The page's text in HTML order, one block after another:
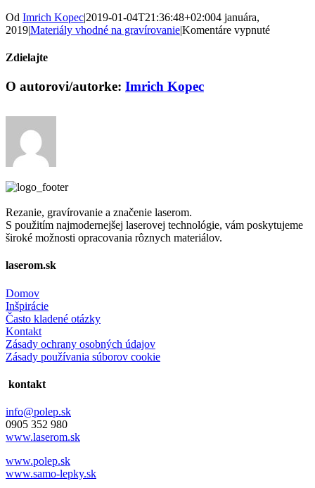
Od Imrich Kopec|2019-01-04T21:36:48+02:004 januára,
2019|Materiály vhodné na gravírovanie|Komentáre vypnuténa
Zdielajte
Facebook
X
Reddit
LinkedIn
Tumblr
Pinterest
Vk
Email
O autorovi/autorke: Imrich Kopec
Rezanie, gravírovanie a značenie laserom.
S použitím najmodernejšej laserovej technológie, vám poskytujeme
široké možnosti opracovania rôznych materiálov.
laserom.sk
Domov
Inšpirácie
Často kladené otázky
Kontakt
Zásady ochrany osobných údajov
Zásady používania súborov cookie
kontakt
info@polep.sk
0905 352 980
www.laserom.sk
www.polep.sk
www.samo-lepky.sk